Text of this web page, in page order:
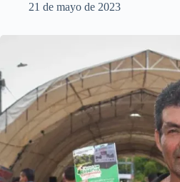
21 de mayo de 2023